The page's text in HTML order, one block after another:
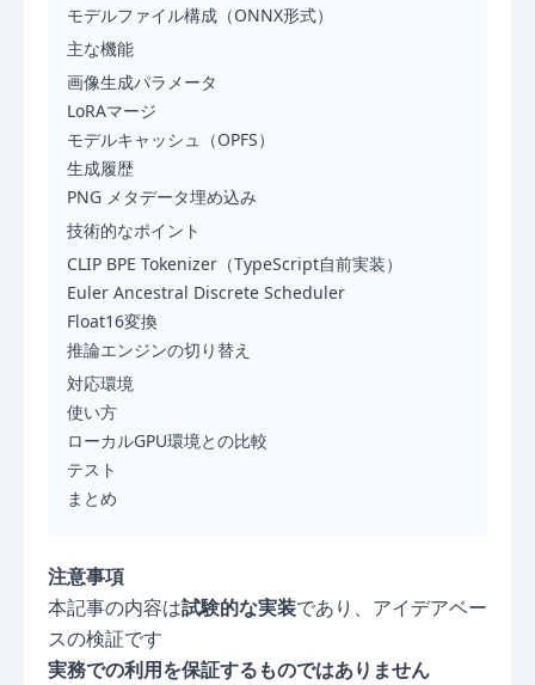
モデルファイル構成（ONNX形式）
主な機能
画像生成パラメータ
LoRAマージ
モデルキャッシュ（OPFS）
生成履歴
PNG メタデータ埋め込み
技術的なポイント
CLIP BPE Tokenizer（TypeScript自前実装）
Euler Ancestral Discrete Scheduler
Float16変換
推論エンジンの切り替え
対応環境
使い方
ローカルGPU環境との比較
テスト
まとめ
注意事項
本記事の内容は試験的な実装であり、アイデアベー
スの検証です
実務での利用を保証するものではありません